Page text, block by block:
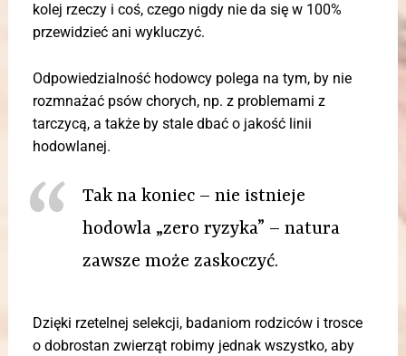
kolej rzeczy i coś, czego nigdy nie da się w 100%
przewidzieć ani wykluczyć.
Odpowiedzialność hodowcy polega na tym, by nie
rozmnażać psów chorych, np. z problemami z
tarczycą, a także by stale dbać o jakość linii
hodowlanej.
Tak na koniec – nie istnieje
hodowla „zero ryzyka” – natura
zawsze może zaskoczyć.
Dzięki rzetelnej selekcji, badaniom rodziców i trosce
o dobrostan zwierząt robimy jednak wszystko, aby